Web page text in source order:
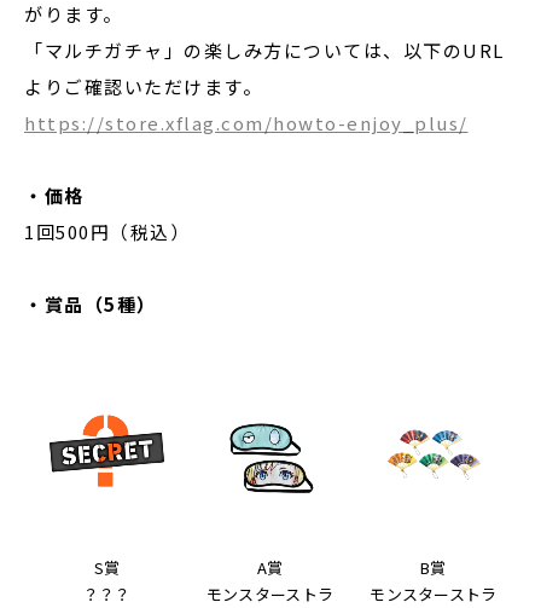
がります。
「マルチガチャ」の楽しみ方については、以下のURL
よりご確認いただけます。
https://store.xflag.com/howto-enjoy_plus/
・価格
1回500円（税込）
・賞品（5種）
S賞
？？？
A賞
モンスターストラ
B賞
モンスターストラ